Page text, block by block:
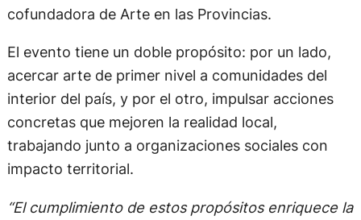
“El concepto sutil de subasta colaborativa es
simple: muchas partes colaboran para un mismo
propósito.”, afirma